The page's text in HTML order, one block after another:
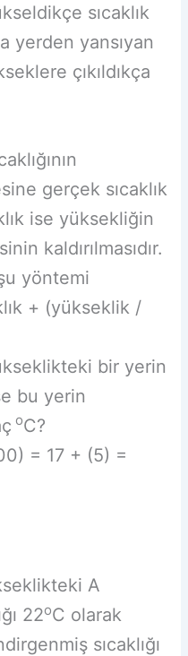
sıcaklık
yerden yansıyan
çıkıldıkça
gerçek sıcaklık
ise yüksekliğin
kaldırılmasıdır.
yöntemi
+ (yükseklik /
bir yerin
bu yerin
oC?
= 17 + (5) =
A
22oC olarak
sıcaklığı